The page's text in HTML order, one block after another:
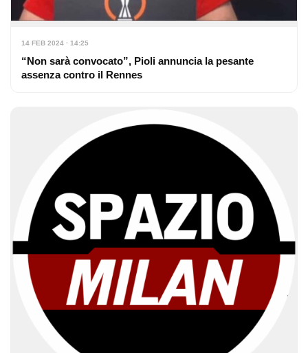
14 FEB 2024 · 14:25
“Non sarà convocato”, Pioli annuncia la pesante
assenza contro il Rennes